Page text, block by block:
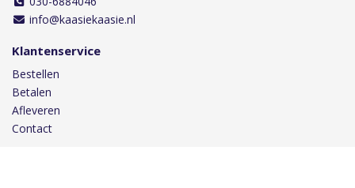
info@kaasiekaasie.nl
Klantenservice
Bestellen
Betalen
Afleveren
Contact